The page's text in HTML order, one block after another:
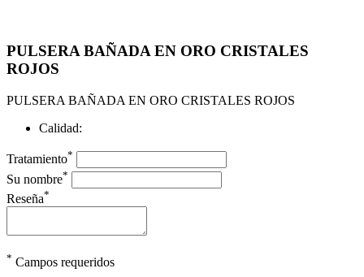
PULSERA BAÑADA EN ORO CRISTALES
ROJOS
PULSERA BAÑADA EN ORO CRISTALES ROJOS
Calidad:
Tratamiento*
Su nombre*
Reseña*
* Campos requeridos